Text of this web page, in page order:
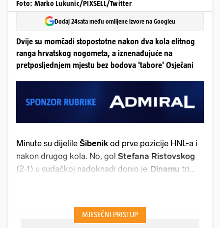
Foto: Marko Lukunic/PIXSELL/Twitter
Dodaj 24sata među omiljene izvore na Googleu
Dvije su momčadi stopostotne nakon dva kola elitnog
ranga hrvatskog nogometa, a iznenađujuće na
pretposljednjem mjestu bez bodova 'tabore' Osječani
Minute su dijelile Šibenik od prve pozicije HNL-a i
nakon drugog kola. No, gol Stefana Ristovskog
(2-1) u sudačkoj nadoknadi donio je Dinamu tri
bez pobjede protivLokomotive(1-1), a
ostala 'na nuli' (0-0). Šibenčani su